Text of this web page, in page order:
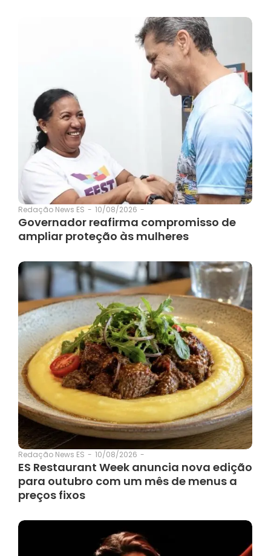
Redação News ES - 10/08/2026 -
Governador reafirma compromisso de
ampliar proteção às mulheres
Redação News ES - 10/08/2026 -
ES Restaurant Week anuncia nova edição
para outubro com um mês de menus a
preços fixos